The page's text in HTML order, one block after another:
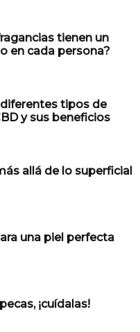
tienen un
en cada persona?
tipos de
y sus beneficios
allá de lo superficial
una piel perfecta
¡cuídalas!